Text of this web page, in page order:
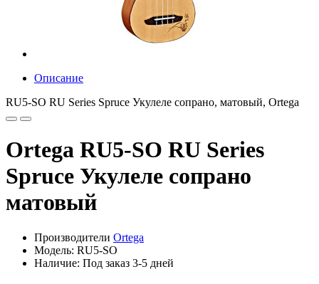
Описание
RU5-SO RU Series Spruce Укулеле сопрано, матовый, Ortega
Ortega RU5-SO RU Series
Spruce Укулеле сопрано
матовый
Производители Ortega
Модель: RU5-SO
Наличие: Под заказ 3-5 дней